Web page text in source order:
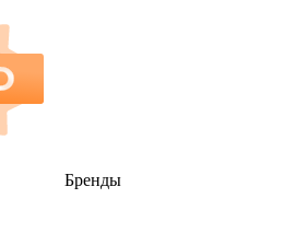
Бренды